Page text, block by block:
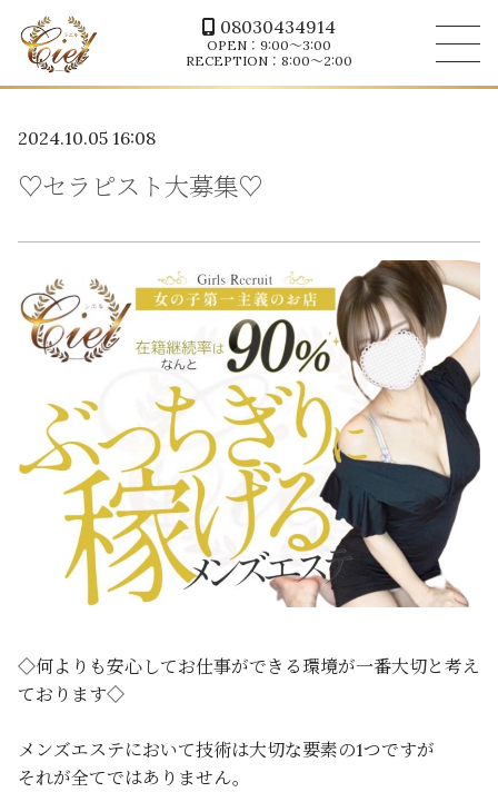
08030434914
OPEN：9:00～3:00
RECEPTION：8:00～2:00
2024.10.05 16:08
♡セラピスト大募集♡
◇何よりも安心してお仕事ができる環境が一番大切と考え
ております◇
メンズエステにおいて技術は大切な要素の1つですが
それが全てではありません。